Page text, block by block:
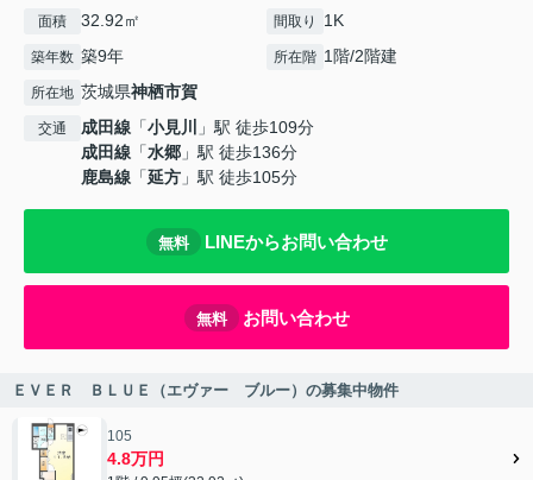
面積 32.92㎡ 間取り 1K
築年数 築9年 所在階 1階/2階建
所在地 茨城県神栖市賀
交通 成田線 「小見川
」駅 徒歩109分
成田線 「水郷 」駅 徒歩136分
鹿島線 「延方 」駅 徒歩105分
無料 LINEからお問い合わせ
無料 お問い合わせ
ＥＶＥＲ ＢＬＵＥ（エヴァー ブルー）の募集中物件
105
4.8万円